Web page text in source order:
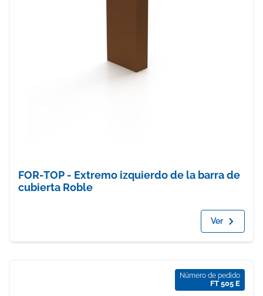
FOR-TOP - Extremo izquierdo de la barra de
cubierta Roble
Ver
Número de pedido
FT 505 E